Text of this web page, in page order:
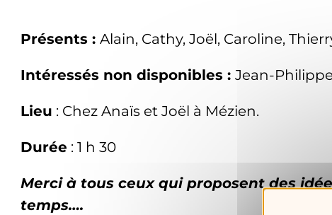
Présents :Alain, Cathy, Joël, Caroline,
Intéressés non disponibles :Jean-
Lieu : Chez Anaïs et Joël à Mézien.
Durée : 1 h 30
Merci à tous ceux qui proposent des
temps….